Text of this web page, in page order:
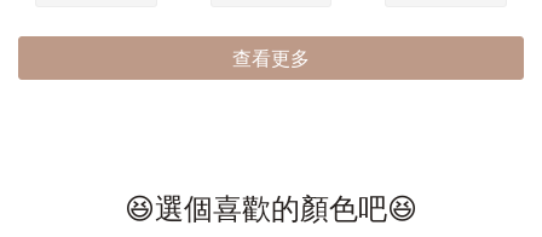
查看更多
😆選個喜歡的顏色吧😆